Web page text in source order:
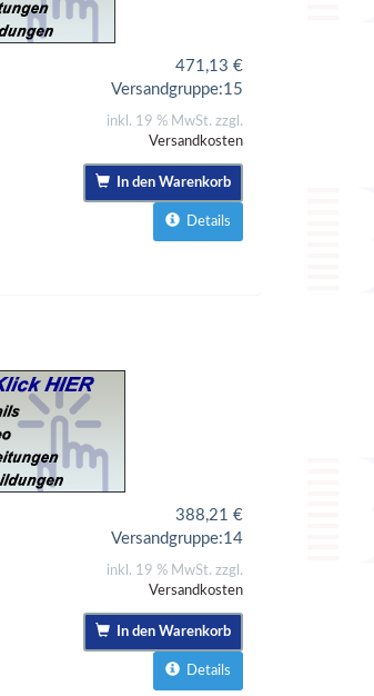
471,13 €
Versandgruppe:15
inkl. 19 % MwSt. zzgl.
Versandkosten
In den Warenkorb
Details
388,21 €
Versandgruppe:14
inkl. 19 % MwSt. zzgl.
Versandkosten
In den Warenkorb
Details